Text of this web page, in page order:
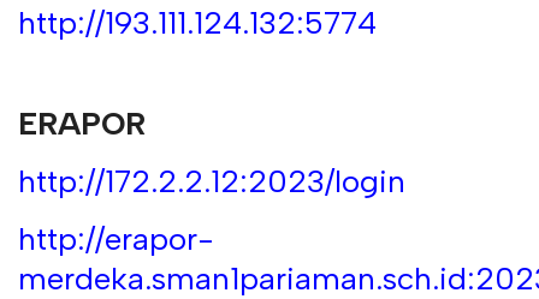
http://193.111.124.132:5774
ERAPOR
http://172.2.2.12:2023/login
http://erapor-